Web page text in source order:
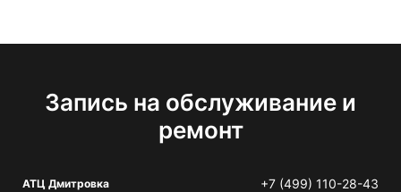
Запись на обслуживание и
ремонт
АТЦ Дмитровка +7 (499) 110-28-43